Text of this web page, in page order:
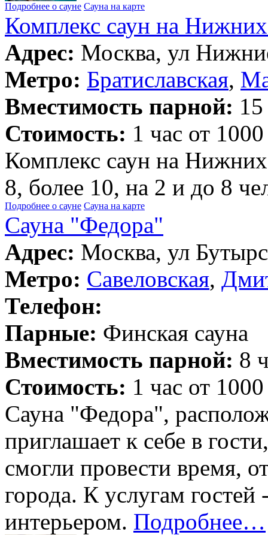
Подробнее о сауне Сауна на карте
Комплекс саун на
Адрес: Москва, ул
Метро: Братиславская,
Вместимость парной:
Стоимость: 1 час от
Комплекс саун на
8, более 10, на 2 и до 8
Подробнее о сауне Сауна на карте
Сауна "Федора"
Адрес: Москва, ул
Метро: Савеловская,
Телефон:
Парные: Финская сауна
Вместимость парной: 8
Стоимость: 1 час от
Сауна "Федора",
приглашает к себе в
смогли провести время,
города. К услугам
интерьером. Подробнее…